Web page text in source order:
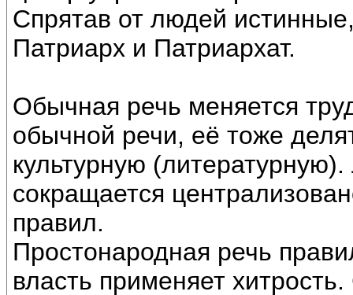
Спрятав от людей
Патриарх и Патриархат.
Обычная речь меняется
обычной речи, её тоже
культурную
сокращается
правил.
Простонародная речь
власть применяет